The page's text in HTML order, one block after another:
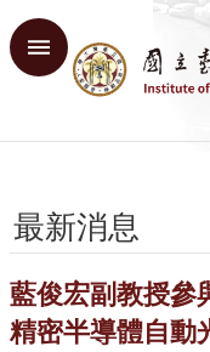
跳到主要內容區塊
進
首
頁
大
首
最新消息
藍俊宏副教授參
精密半導體自動